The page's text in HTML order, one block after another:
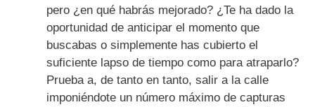
pero ¿en qué habrás mejorado? ¿Te ha dado la
oportunidad de anticipar el momento que
buscabas o simplemente has cubierto el
suficiente lapso de tiempo como para atraparlo?
Prueba a, de tanto en tanto, salir a la calle
imponiéndote un número máximo de capturas